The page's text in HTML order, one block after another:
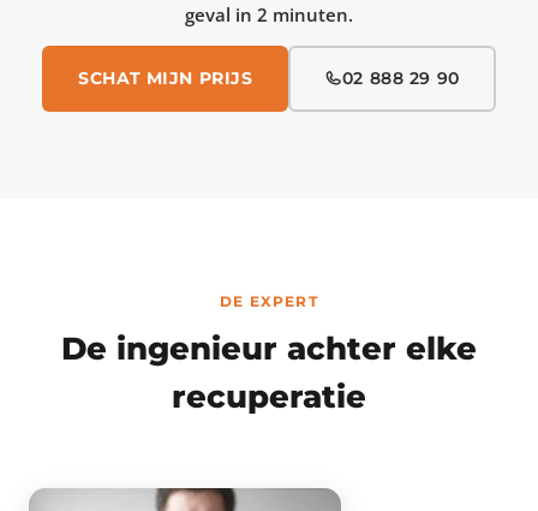
geval in 2 minuten.
SCHAT MIJN PRIJS 02 888 29 90
DE EXPERT
De ingenieur achter elke
recuperatie